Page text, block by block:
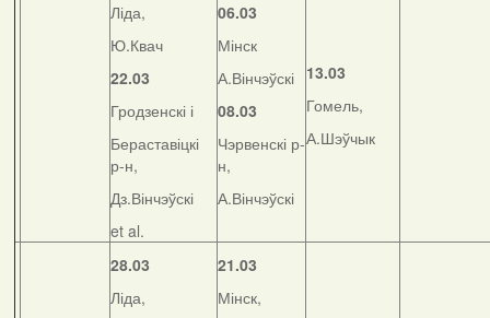
Ліда,
Ю.Квач
22.03
Гродзенскі і
Бераставіцкі
р-н,
Дз.Вінчэўскі
et al.
06.03
Мінск
А.Вінчэўскі
08.03
Чэрвенскі р-
н,
А.Вінчэўскі
13.03
Гомель,
А.Шэўчык
28.03
Ліда,
21.03
Мінск,